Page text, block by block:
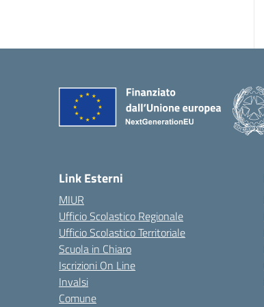
Link Esterni
MIUR
Ufficio Scolastico Regionale
Ufficio Scolastico Territoriale
Scuola in Chiaro
Iscrizioni On Line
Invalsi
Comune